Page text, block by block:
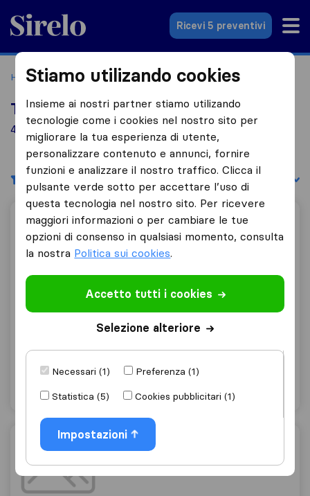
Sirelo.it
Ricevi 5 preventivi
Home Le 10 migliori aziende di traslochi in Italia
Top 10 traslocatori a Bitonto
4 aziende di traslochi trovate a Bitonto
Filtri Filtra per:
Dilmundo Traslochi
61
Dilmundo Traslochi
Chiedi preventivo Dettagli
1 valutazioni come "Cautela nel maneggiare la merce"
Traslochi Caradonna
Stiamo utilizando cookies
Insieme ai nostri partner stiamo utilizando
tecnologie come i cookies nel nostro sito per
migliorare la tua esperienza di utente,
personalizzare contenuto e annunci, fornire
funzioni e analizzare il nostro traffico. Clicca il
pulsante verde sotto per accettare l’uso di
questa tecnologia nel nostro sito. Per ricevere
maggiori informazioni o per cambiare le tue
opzioni di consenso in qualsiasi momento, consulta
la nostra Politica sui cookies.
Accetto tutti i cookies
Selezione alteriore
Necessari (1)
Preferenza (1)
Statistica (5)
Cookies pubblicitari (1)
Impostazioni